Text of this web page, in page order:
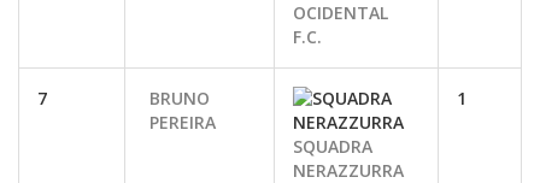
OCIDENTAL
F.C.
7
BRUNO
PEREIRA
SQUADRA
NERAZZURRA
1